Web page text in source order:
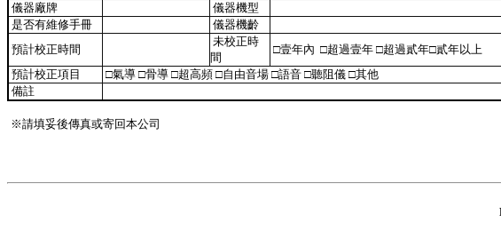
儀器廠牌
儀器機型
是否有維修手冊
儀器機齡
預計校正時間
未校正時
間
□壹年內 □超過壹年 □超過貳年□貳年以上
預計校正項目
□氣導 □骨導 □超高頻 □自由音場 □語音 □聽阻儀 □其他
備註
※請填妥後傳真或寄回本公司